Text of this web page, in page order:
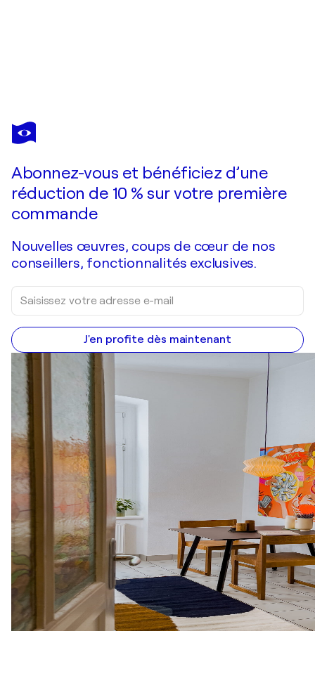
GABRIELE BRUNS
PLASTIC LAND
Abonnez-vous et bénéficiez d’une
réduction de 10 % sur votre première
commande
Nouvelles œuvres, coups de cœur de nos
conseillers, fonctionnalités exclusives.
J'en profite dès maintenant